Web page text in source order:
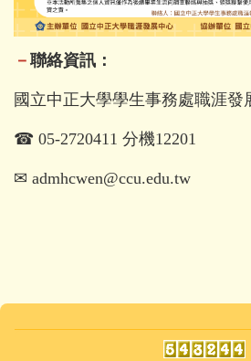
－ 聯絡資訊：
國立中正大學學生事務處職涯發
☎ 05-2720411 分機12201
✉ admhcwen@ccu.edu.tw